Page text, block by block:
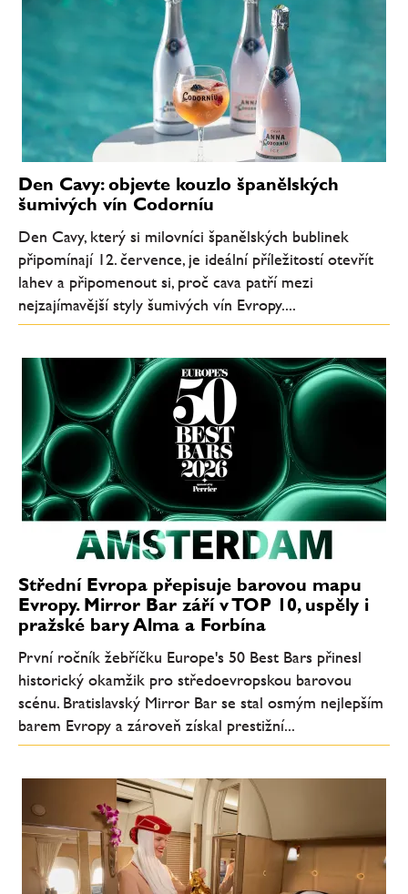
Den Cavy: objevte kouzlo španělských
šumivých vín Codorníu
Den Cavy, který si milovníci španělských bublinek
připomínají 12. července, je ideální příležitostí otevřít
lahev a připomenout si, proč cava patří mezi
nejzajímavější styly šumivých vín Evropy....
Střední Evropa přepisuje barovou mapu
Evropy. Mirror Bar září v TOP 10, uspěly i
pražské bary Alma a Forbína
První ročník žebříčku Europe's 50 Best Bars přinesl
historický okamžik pro středoevropskou barovou
scénu. Bratislavský Mirror Bar se stal osmým nejlepším
barem Evropy a zároveň získal prestižní...